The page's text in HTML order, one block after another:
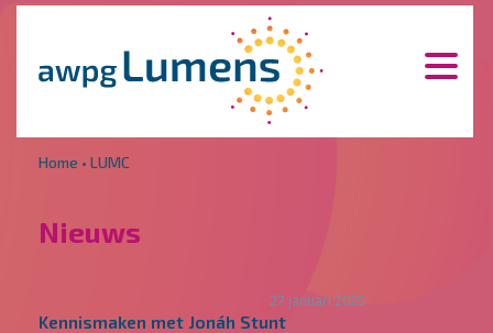
Home • LUMC
Nieuws
27 januari 2025
Kennismaken met Jonáh Stunt